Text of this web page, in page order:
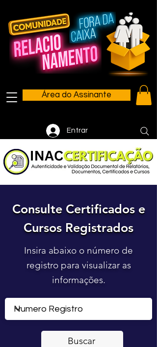
Área do Assinante
Entrar
Consulte Certificados e
Cursos Registrados
Consulte Certificados e
Cursos Registrados
Insira abaixo o número de
registro para visualizar as
informações.
Buscar